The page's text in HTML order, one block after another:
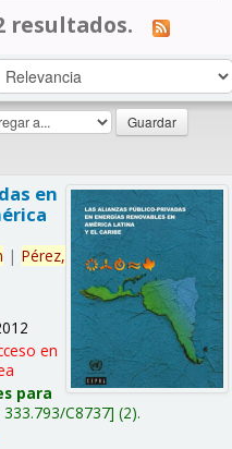
resultados.
en
| Pérez,
en
para
333.793/C8737 (2).